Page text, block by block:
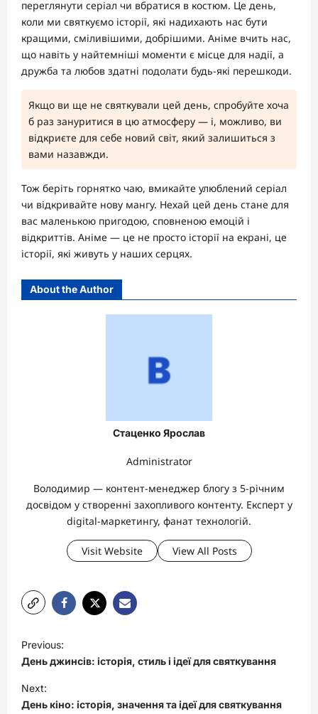
переглянути серіал чи вбратися в костюм. Це день,
коли ми святкуємо історії, які надихають нас бути
кращими, сміливішими, добрішими. Аніме вчить нас,
що навіть у найтемніші моменти є місце для надії, а
дружба та любов здатні подолати будь-які перешкоди.
Якщо ви ще не святкували цей день, спробуйте хоча
б раз зануритися в цю атмосферу — і, можливо, ви
відкриєте для себе новий світ, який залишиться з
вами назавжди.
Тож беріть горнятко чаю, вмикайте улюблений серіал
чи відкривайте нову мангу. Нехай цей день стане для
вас маленькою пригодою, сповненою емоцій і
відкриттів. Аніме — це не просто історії на екрані, це
історії, які живуть у наших серцях.
About the Author
Стаценко Ярослав
Administrator
Володимир — контент-менеджер блогу з 5-річним
досвідом у створенні захопливого контенту. Експерт у
digital-маркетингу, фанат технологій.
Visit Website View All Posts
P
o
s
t
Previous:
День джинсів: історія, стиль і ідеї для святкування
Next:
День кіно: історія, значення та ідеї для святкування